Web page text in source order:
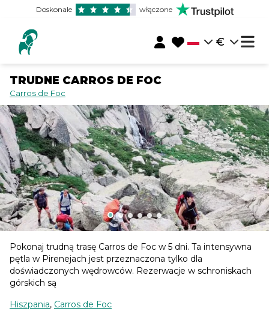
Doskonale włączone
€
TRUDNE CARROS DE FOC
Carros de Foc
Pokonaj trudną trasę Carros de Foc w 5 dni. Ta intensywna
pętla w Pirenejach jest przeznaczona tylko dla
doświadczonych wędrowców. Rezerwacje w schroniskach
górskich są
Hiszpania, Carros de Foc